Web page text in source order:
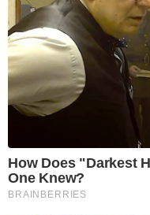
How Does "Darkest
One Knew?
BRAINBERRIES